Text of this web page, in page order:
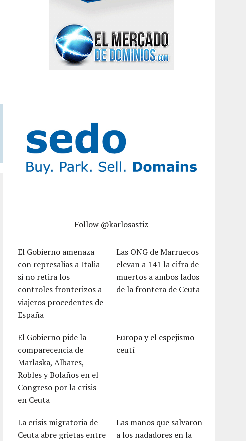
Follow @karlosastiz
El Gobierno amenaza
con represalias a Italia
si no retira los
controles fronterizos a
viajeros procedentes de
España
Las ONG de Marruecos
elevan a 141 la cifra de
muertos a ambos lados
de la frontera de Ceuta
El Gobierno pide la
comparecencia de
Marlaska, Albares,
Robles y Bolaños en el
Congreso por la crisis
en Ceuta
Europa y el espejismo
ceutí
La crisis migratoria de
Ceuta abre grietas entre
Las manos que salvaron
a los nadadores en la